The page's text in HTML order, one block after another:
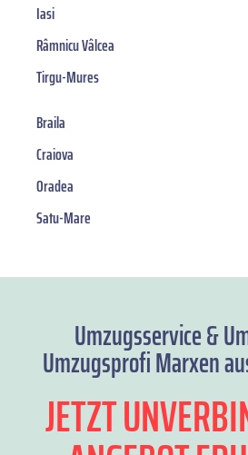
Iasi
Râmnicu Vâlcea
Tirgu-Mures
Braila
Craiova
Oradea
Satu-Mare
Umzugsservice &
Umzugsprofi Marxen
JETZT